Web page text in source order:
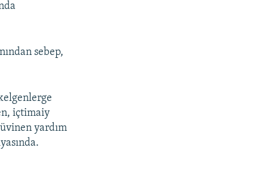
sebep,
içtimaiy
yardım